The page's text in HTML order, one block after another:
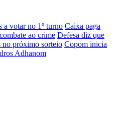
a votar no 1º turno Caixa paga
ao crime Defesa diz que
no próximo sorteio Copom inicia
Adhanom